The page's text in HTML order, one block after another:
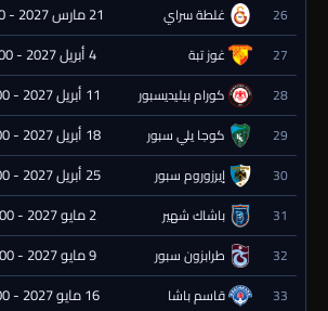
26 غلطة سراي 21 مارس 2027 - 19:00
27 غوز تبة 4 أبريل 2027 - 19:00
28 كورام بيليديسبور 11 أبريل 2027 - 19:00
29 كوجا يلي سبور 18 أبريل 2027 - 19:00
30 إيرزوروم سبور 25 أبريل 2027 - 19:00
31 باشاك شهير 2 مايو 2027 - 20:00
32 طرابزون سبور 9 مايو 2027 - 20:00
33 قاسم باشا 16 مايو 2027 - 20:00